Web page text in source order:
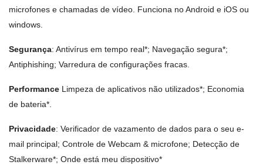
microfones e chamadas de vídeo. Funciona no Android e iOS ou
windows.
Segurança: Antivírus em tempo real*; Navegação segura*;
Antiphishing; Varredura de configurações fracas.
Performance Limpeza de aplicativos não utilizados*; Economia
de bateria*.
Privacidade: Verificador de vazamento de dados para o seu e-
mail principal; Controle de Webcam & microfone; Detecção de
Stalkerware*; Onde está meu dispositivo*